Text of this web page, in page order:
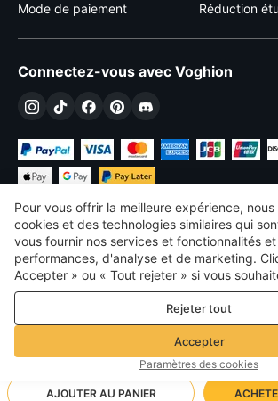
AJOUTER AU PANIER
Mode de paiement Réduction
Connectez-vous avec Voghion
€ EUR France
©2026 Voghion
termes et conditions
Politique de confidentialité et de
Règles communautaires
Pour vous offrir la meilleure expérience,
cookies et des technologies similaires qui
vous fournir nos services et fonctionnalités
performances, d'analyse et de marketing.
Accepter » ou « Tout rejeter » si vous
refuser tout. cookies à des fins de
de marketing. Pour plus de détails, consultez
confidentialité et de cookies
Rejeter tout
Accepter
Paramètres des cookies